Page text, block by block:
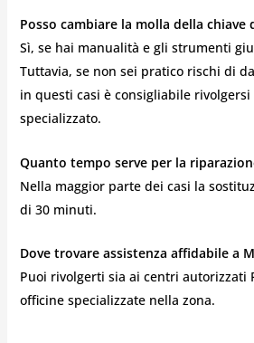
Posso cambiare la molla della chiave
Sì, se hai manualità e gli strumenti
Tuttavia, se non sei pratico rischi di
in questi casi è consigliabile
specializzato.
Quanto tempo serve per la
Nella maggior parte dei casi la
di 30 minuti.
Dove trovare assistenza affidabile a
Puoi rivolgerti sia ai centri autorizzati
officine specializzate nella zona.